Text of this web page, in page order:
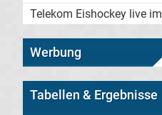
Telekom Eishockey live
Werbung
Tabellen & Ergebnisse